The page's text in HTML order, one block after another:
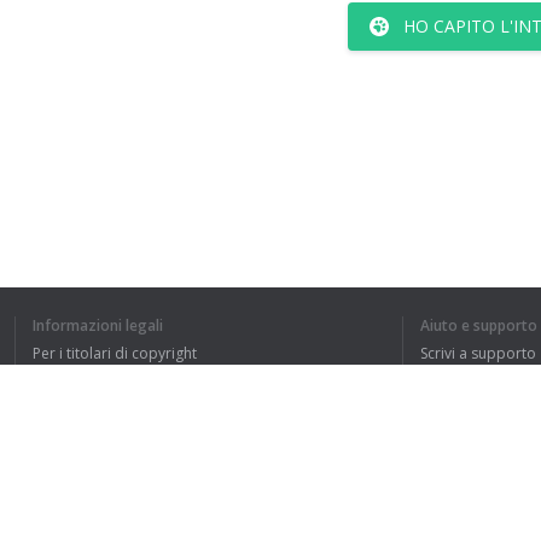
HO CAPITO
Informazioni legali
Per i titolari di copyright
Aiuto e supporto
Scrivi a supporto